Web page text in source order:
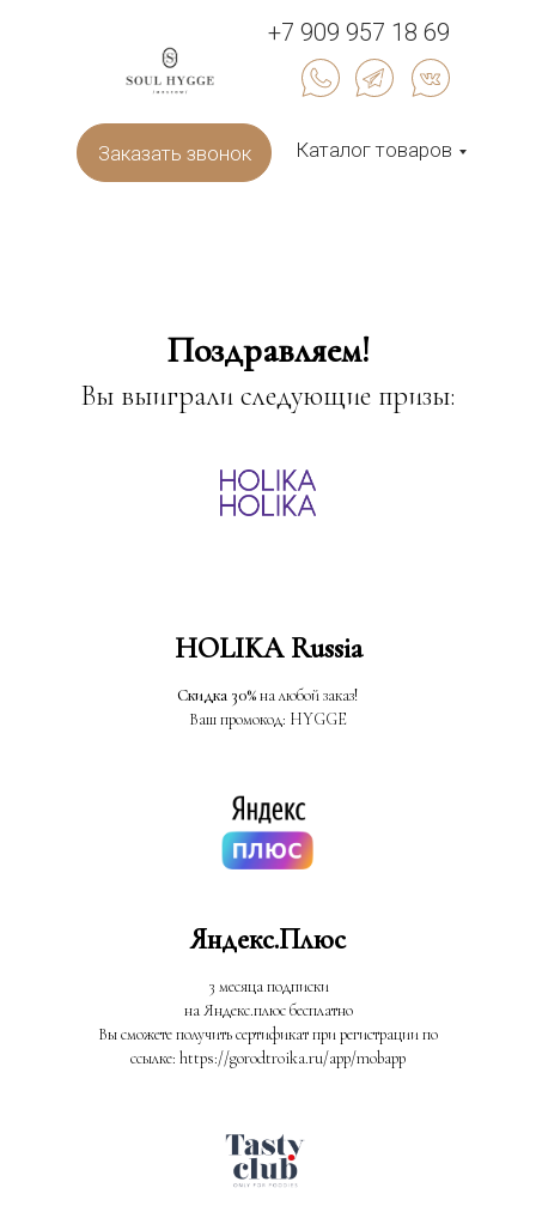
Каталог товаров
+7 909 957 18 69
Заказать звонок
Поздравляем!
Вы выиграли следующие призы:
HOLIKA Russia
Скидка 30%на любой заказ!
Ваш промокод: HYGGE
Яндекс.Плюс
3 месяца подписки
на Яндекс.плюс бесплатно
Вы сможете получить сертификат при регистрации по
ссылке: https://gorodtroika.ru/app/mobapp